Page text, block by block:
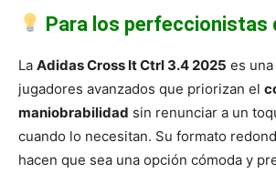
Para los perfeccionistas
La Adidas Cross It Ctrl 3.4 2025 es
jugadores avanzados que priorizan el
maniobrabilidad sin renunciar a un
cuando lo necesitan. Su formato
hacen que sea una opción cómoda y